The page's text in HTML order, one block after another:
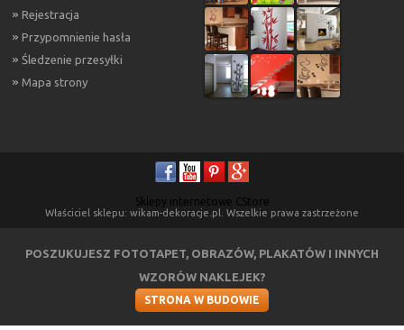
Rejestracja
Przypomnienie hasła
Śledzenie przesyłki
Mapa strony
Sklepy internetowe CStore
Właściciel sklepu: wikam-dekoracje.pl. Wszelkie prawa zastrzeżone
POSZUKUJESZ FOTOTAPET, OBRAZÓW, PLAKATÓW I INNYCH
WZORÓW NAKLEJEK?
STRONA W BUDOWIE